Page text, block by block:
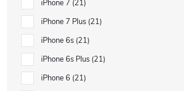
iPhone 7 21
iPhone 7 Plus 21
iPhone 6s 21
iPhone 6s Plus 21
iPhone 6 21